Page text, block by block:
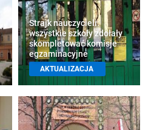
Strajk nauczycieli:
wszystkie szkoły zdołały
skompletować komisje
egzaminacyjne
AKTUALIZACJA